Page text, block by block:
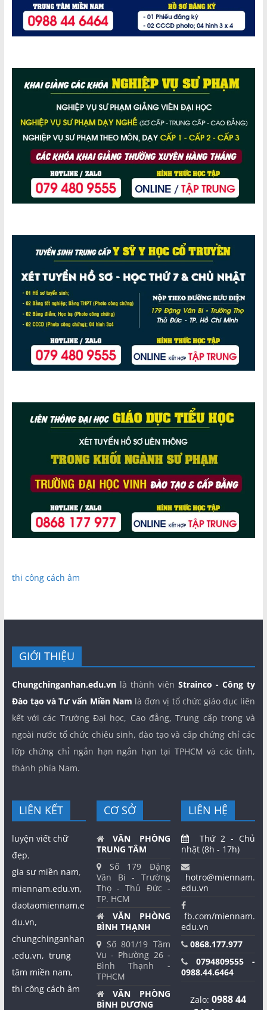
thi công cách âm
GIỚI THIỆU
Chungchinganhan.edu.vnlà thành viênStrainco - Công ty
Đào tạo và Tư vấn Miền Nam là đơn vị tổ chức giáo dục liên
kết với các Trường Đại học, Cao đẳng, Trung cấp trong và
ngoài nước tổ chức chiêu sinh, đào tạo và cấp chứng chỉ các
lớp chứng chỉ ngắn hạn ngắn hạn tại TPHCM và các tỉnh,
thành phía Nam.
LIÊN KẾT
luyện viết chữ
đẹp,
gia sư miền nam,
miennam.edu.vn,
daotaomiennam.e
du.vn,
chungchinganhan
.edu.vn, trung
tâm miền nam,
thi công cách âm
CƠ SỞ
VĂN PHÒNG
TRUNG TÂM
Số 179 Đặng
Văn Bi - Trường
Thọ - Thủ Đức -
TP. HCM
VĂN PHÒNG
BÌNH THẠNH
Số 801/19 Tầm
Vu - Phường 26 -
Bình Thạnh -
TPHCM
VĂN PHÒNG
BÌNH DƯƠNG
LIÊN HỆ
Thứ 2 - Chủ
nhật (8h - 17h)
hotro@miennam.
edu.vn
fb.com/miennam.
edu.vn
0868.177.977
0794809555 -
0988.44.6464
Zalo:0988 44